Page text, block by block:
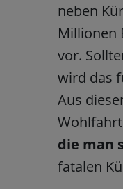
neben
Millionen
vor.
wird das
Aus
die man
fatalen